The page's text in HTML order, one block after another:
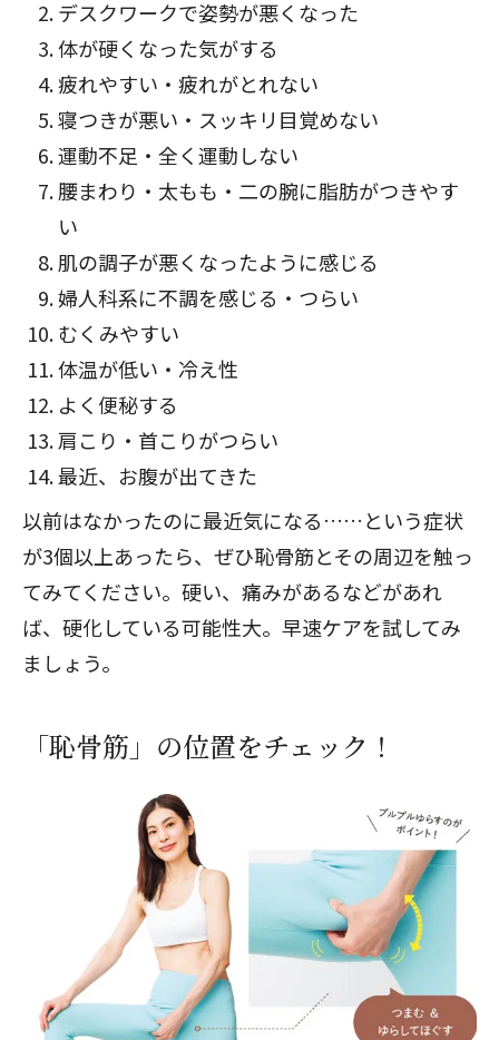
デスクワークで姿勢が悪くなった
体が硬くなった気がする
疲れやすい・疲れがとれない
寝つきが悪い・スッキリ目覚めない
運動不足・全く運動しない
腰まわり・太もも・二の腕に脂肪がつきやす
い
肌の調子が悪くなったように感じる
婦人科系に不調を感じる・つらい
むくみやすい
体温が低い・冷え性
よく便秘する
肩こり・首こりがつらい
最近、お腹が出てきた
以前はなかったのに最近気になる……という症状
が3個以上あったら、ぜひ恥骨筋とその周辺を触っ
てみてください。硬い、痛みがあるなどがあれ
ば、硬化している可能性大。早速ケアを試してみ
ましょう。
「恥骨筋」の位置をチェック！